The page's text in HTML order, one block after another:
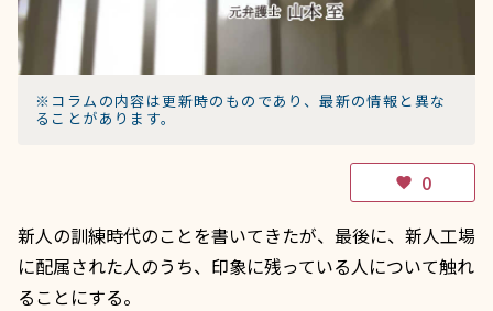
※コラムの内容は更新時のものであり、最新の情報と異な
ることがあります。
favorite
0
新人の訓練時代のことを書いてきたが、最後に、新人工場
に配属された人のうち、印象に残っている人について触れ
ることにする。